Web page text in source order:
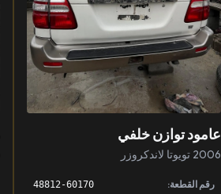
عامود توازن خلفي
2006 تويوتا لاندكروزر
رقم القطعة: 48812-60170